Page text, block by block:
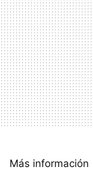
Más información |